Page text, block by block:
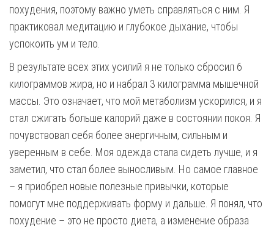
похудения, поэтому важно уметь справляться с ним. Я
практиковал медитацию и глубокое дыхание, чтобы
успокоить ум и тело.
В результате всех этих усилий я не только сбросил 6
килограммов жира, но и набрал 3 килограмма мышечной
массы. Это означает, что мой метаболизм ускорился, и я
стал сжигать больше калорий даже в состоянии покоя. Я
почувствовал себя более энергичным, сильным и
уверенным в себе. Моя одежда стала сидеть лучше, и я
заметил, что стал более выносливым. Но самое главное
– я приобрел новые полезные привычки, которые
помогут мне поддерживать форму и дальше. Я понял, что
похудение – это не просто диета, а изменение образа